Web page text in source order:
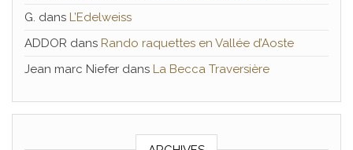
G. dans L’Edelweiss
ADDOR dans Rando raquettes en Vallée d’Aoste
Jean marc Niefer dans La Becca Traversière